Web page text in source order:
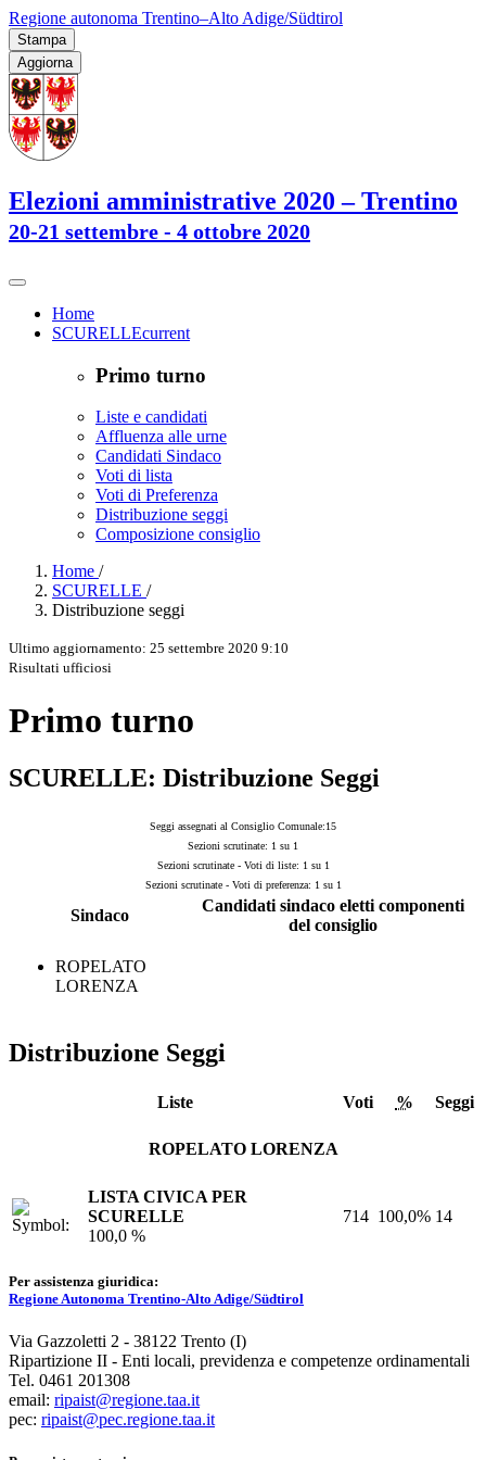
Regione autonoma Trentino–Alto Adige/Südtirol
Stampa
Aggiorna
Elezioni amministrative 2020 – Trentino
20-21 settembre - 4 ottobre 2020
Home
SCURELLEcurrent
Primo turno
Liste e candidati
Affluenza alle urne
Candidati Sindaco
Voti di lista
Voti di Preferenza
Distribuzione seggi
Composizione consiglio
Home /
SCURELLE /
Distribuzione seggi
Ultimo aggiornamento: 25 settembre 2020 9:10
Risultati ufficiosi
Primo turno
SCURELLE: Distribuzione Seggi
Seggi assegnati al Consiglio Comunale:15
Sezioni scrutinate: 1 su 1
Sezioni scrutinate - Voti di liste: 1 su 1
Sezioni scrutinate - Voti di preferenza: 1 su 1
Sindaco
Candidati sindaco eletti componenti
del consiglio
ROPELATO
LORENZA
Distribuzione Seggi
Liste Voti % Seggi
ROPELATO LORENZA
LISTA CIVICA PER
SCURELLE
100,0 %
714 100,0% 14
Per assistenza giuridica:
Regione Autonoma Trentino-Alto Adige/Südtirol
Via Gazzoletti 2 - 38122 Trento (I)
Ripartizione II - Enti locali, previdenza e competenze ordinamentali
Tel. 0461 201308
email: ripaist@regione.taa.it
pec: ripaist@pec.regione.taa.it